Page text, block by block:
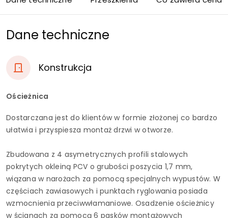
Dane techniczne
Konstrukcja
Ościeżnica
Dostarczana jest do klientów w formie złożonej co bardzo
ułatwia i przyspiesza montaż drzwi w otworze.
Zbudowana z 4 asymetrycznych profili stalowych
pokrytych okleiną PCV o grubości poszycia 1,7 mm,
wiązana w narożach za pomocą specjalnych wypustów. W
częściach zawiasowych i punktach ryglowania posiada
wzmocnienia przeciwwłamaniowe. Osadzenie ościeżnicy
w ścianach za pomocą 6 pasków montażowych